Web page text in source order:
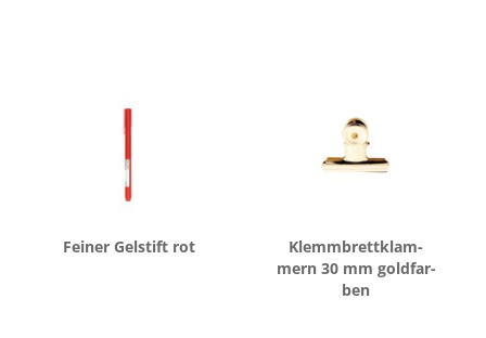
Fei­ner Gel­stift rot
Klemm­brett­klam­
mern 30 mm gold­far­
ben